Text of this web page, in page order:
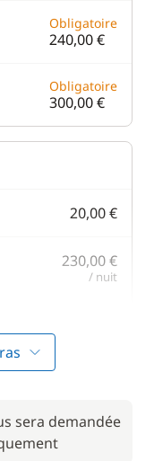
Obligatoire
240,00 €
Obligatoire
300,00 €
20,00 €
230,00 €
/ nuit
100,00 €
sera demandée